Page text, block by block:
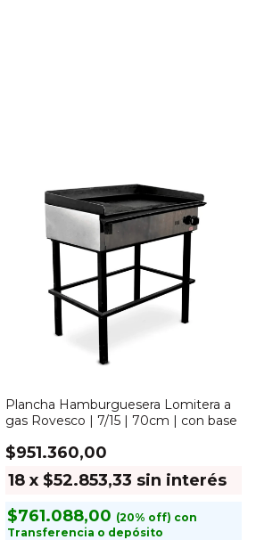
Plancha Hamburguesera Lomitera a
gas Rovesco | 7/15 | 70cm | con base
$951.360,00
18 x $52.853,33 sin interés
$761.088,00
con
Transferencia o depósito